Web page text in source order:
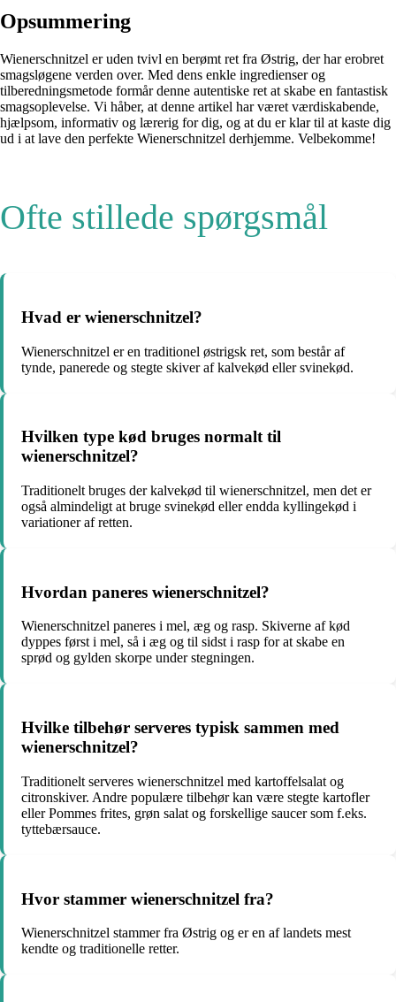
Opsummering
Wienerschnitzel er uden tvivl en berømt ret fra Østrig, der har erobret
smagsløgene verden over. Med dens enkle ingredienser og
tilberedningsmetode formår denne autentiske ret at skabe en fantastisk
smagsoplevelse. Vi håber, at denne artikel har været værdiskabende,
hjælpsom, informativ og lærerig for dig, og at du er klar til at kaste dig
ud i at lave den perfekte Wienerschnitzel derhjemme. Velbekomme!
Ofte stillede spørgsmål
Hvad er wienerschnitzel?
Wienerschnitzel er en traditionel østrigsk ret, som består af
tynde, panerede og stegte skiver af kalvekød eller svinekød.
Hvilken type kød bruges normalt til
wienerschnitzel?
Traditionelt bruges der kalvekød til wienerschnitzel, men det er
også almindeligt at bruge svinekød eller endda kyllingekød i
variationer af retten.
Hvordan paneres wienerschnitzel?
Wienerschnitzel paneres i mel, æg og rasp. Skiverne af kød
dyppes først i mel, så i æg og til sidst i rasp for at skabe en
sprød og gylden skorpe under stegningen.
Hvilke tilbehør serveres typisk sammen med
wienerschnitzel?
Traditionelt serveres wienerschnitzel med kartoffelsalat og
citronskiver. Andre populære tilbehør kan være stegte kartofler
eller Pommes frites, grøn salat og forskellige saucer som f.eks.
tyttebærsauce.
Hvor stammer wienerschnitzel fra?
Wienerschnitzel stammer fra Østrig og er en af landets mest
kendte og traditionelle retter.